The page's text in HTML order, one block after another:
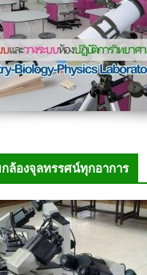
ล้องจุลทรรศน์ทุกอาการ